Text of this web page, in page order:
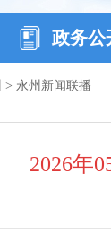
政务公
> 永州新闻联播
2026年